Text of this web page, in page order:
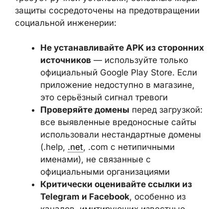
и требует ручной установки, основные
меры защиты сосредоточены на
предотвращении социальной инженерии:
Не устанавливайте APK из
сторонних источников—
используйте только официальный
Google Play Store. Если приложение
недоступно в магазине, это
серьёзный сигнал тревоги
Проверяйте доменыперед
загрузкой: все выявленные
вредоносные сайты использовали
нестандартные домены (.help,
.com с нетипичными именами), не
связанные с официальными
организациями